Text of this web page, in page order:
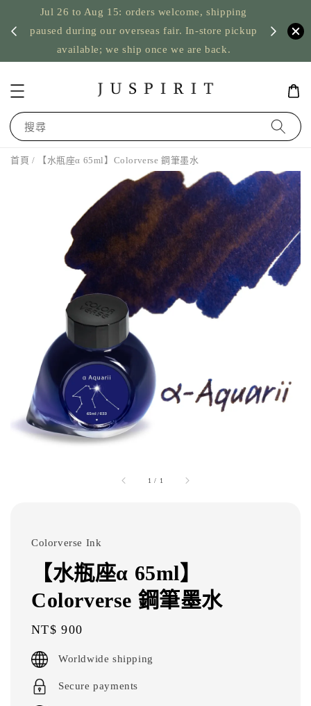
Jul 26 to Aug 15: orders welcome, shipping
paused during our overseas fair. In-store pickup
available; we ship once we are back.
US
搜尋
首頁 / 【水瓶座α 65ml】Colorverse 鋼筆墨水
1 / 1
Colorverse Ink
【水瓶座α 65ml】
Colorverse 鋼筆墨水
Regular
price
NT$ 900
Worldwide shipping
Secure payments